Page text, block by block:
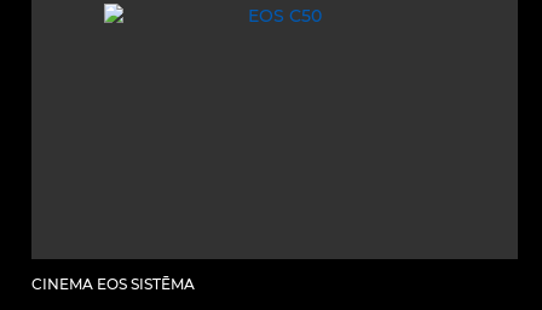
CINEMA EOS SISTĒMA